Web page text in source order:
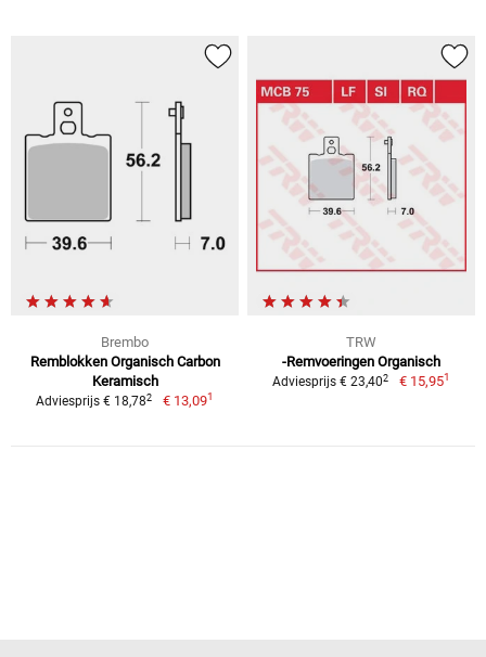
Brembo
Remblokken Organisch Carbon
Keramisch
Adviesprijs € 18,782 € 13,091
TRW
-Remvoeringen Organisch
Adviesprijs € 23,402 € 15,951